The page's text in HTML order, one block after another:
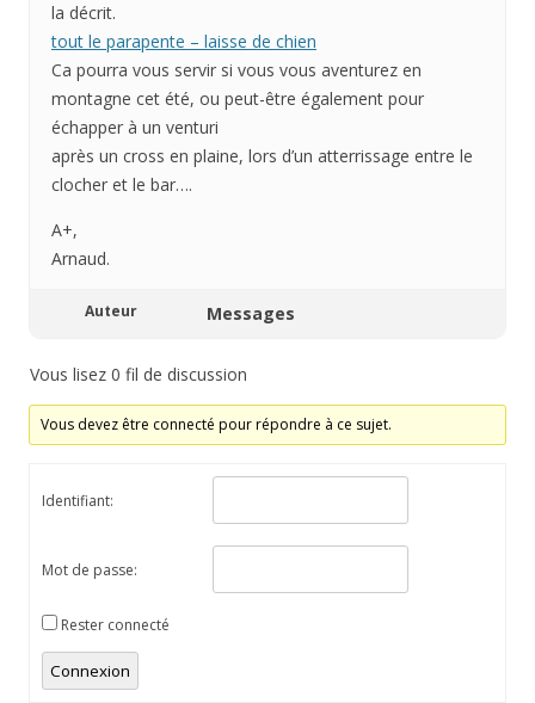
la décrit.
tout le parapente – laisse de chien
Ca pourra vous servir si vous vous aventurez en
montagne cet été, ou peut-être également pour
échapper à un venturi
après un cross en plaine, lors d’un atterrissage entre le
clocher et le bar….
A+,
Arnaud.
Auteur Messages
Vous lisez 0 fil de discussion
Vous devez être connecté pour répondre à ce sujet.
Identifiant:
Mot de passe:
Rester connecté
Connexion